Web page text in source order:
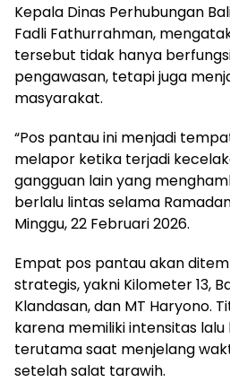
Kepala Dinas Perhubungan
Fadli Fathurrahman,
tersebut tidak hanya
pengawasan, tetapi juga
masyarakat.
“Pos pantau ini menjadi
melapor ketika terjadi
gangguan lain yang
berlalu lintas selama
Minggu, 22 Februari 2026.
Empat pos pantau akan
strategis, yakni Kilometer 13,
Klandasan, dan MT Haryono.
karena memiliki intensitas
terutama saat menjelang
setelah salat tarawih.